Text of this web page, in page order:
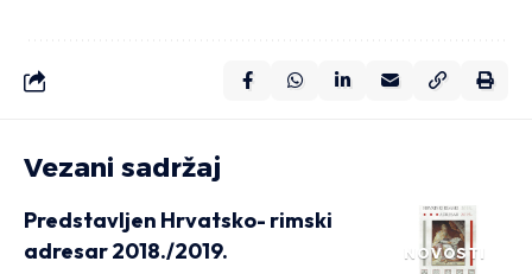
Vezani sadržaj
NOVOSTI
Predstavljen Hrvatsko- rimski
adresar 2018./2019.